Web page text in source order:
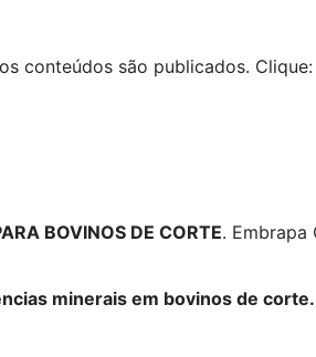
conteúdos são publicados.
BOVINOS DE CORTE. Embrapa
minerais em bovinos de corte.